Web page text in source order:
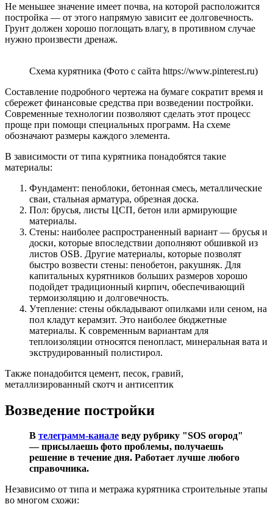
Не меньшее значение имеет почва, на которой расположится
постройка — от этого напрямую зависит ее долговечность.
Грунт должен хорошо поглощать влагу, в противном случае
нужно произвести дренаж.
Схема курятника (Фото с сайта https://www.pinterest.ru)
Составление подробного чертежа на бумаге сократит время и
сбережет финансовые средства при возведении постройки.
Современные технологии позволяют сделать этот процесс
проще при помощи специальных программ. На схеме
обозначают размеры каждого элемента.
В зависимости от типа курятника понадобятся такие
материалы:
Фундамент: пеноблоки, бетонная смесь, металлические
сваи, стальная арматура, обрезная доска.
Пол: брусья, листы ЦСП, бетон или армирующие
материалы.
Стены: наиболее распространенный вариант — брусья и
доски, которые впоследствии дополняют обшивкой из
листов OSB. Другие материалы, которые позволят
быстро возвести стены: пенобетон, ракушняк. Для
капитальных курятников больших размеров хорошо
подойдет традиционный кирпич, обеспечивающий
термоизоляцию и долговечность.
Утепление: стены обкладывают опилками или сеном, на
пол кладут керамзит. Это наиболее бюджетные
материалы. К современным вариантам для
теплоизоляции относятся пенопласт, минеральная вата и
экструдированный полистирол.
Также понадобится цемент, песок, гравий,
металлизированный скотч и антисептик
Возведение постройки
В телеграмм-канале веду рубрику "SOS огород"
— присылаешь фото проблемы, получаешь
решение в течение дня. Работает лучше любого
справочника.
Независимо от типа и метража курятника строительные этапы
во многом схожи: